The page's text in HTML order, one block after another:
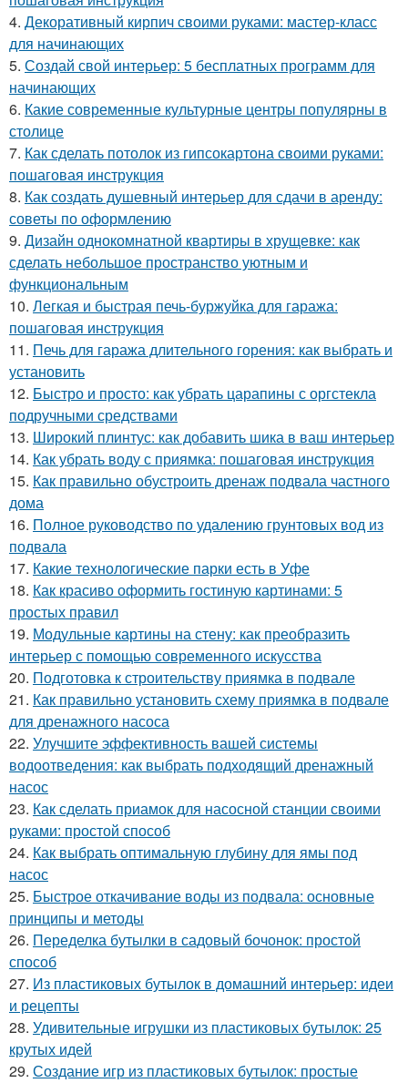
4. Декоративный кирпич своими руками: мастер-класс
для начинающих
5. Создай свой интерьер: 5 бесплатных программ для
начинающих
6. Какие современные культурные центры популярны в
столице
7. Как сделать потолок из гипсокартона своими руками:
пошаговая инструкция
8. Как создать душевный интерьер для сдачи в аренду:
советы по оформлению
9. Дизайн однокомнатной квартиры в хрущевке: как
сделать небольшое пространство уютным и
функциональным
10. Легкая и быстрая печь-буржуйка для гаража:
пошаговая инструкция
11. Печь для гаража длительного горения: как выбрать и
установить
12. Быстро и просто: как убрать царапины с оргстекла
подручными средствами
13. Широкий плинтус: как добавить шика в ваш интерьер
14. Как убрать воду с приямка: пошаговая инструкция
15. Как правильно обустроить дренаж подвала частного
дома
16. Полное руководство по удалению грунтовых вод из
подвала
17. Какие технологические парки есть в Уфе
18. Как красиво оформить гостиную картинами: 5
простых правил
19. Модульные картины на стену: как преобразить
интерьер с помощью современного искусства
20. Подготовка к строительству приямка в подвале
21. Как правильно установить схему приямка в подвале
для дренажного насоса
22. Улучшите эффективность вашей системы
водоотведения: как выбрать подходящий дренажный
насос
23. Как сделать приамок для насосной станции своими
руками: простой способ
24. Как выбрать оптимальную глубину для ямы под
насос
25. Быстрое откачивание воды из подвала: основные
принципы и методы
26. Переделка бутылки в садовый бочонок: простой
способ
27. Из пластиковых бутылок в домашний интерьер: идеи
и рецепты
28. Удивительные игрушки из пластиковых бутылок: 25
крутых идей
29. Создание игр из пластиковых бутылок: простые